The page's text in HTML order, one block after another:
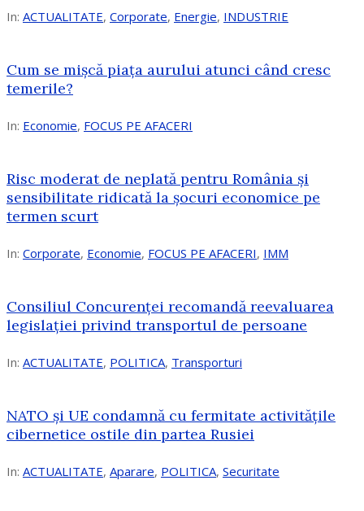
In: ACTUALITATE, Corporate, Energie, INDUSTRIE
Cum se mișcă piața aurului atunci când cresc
temerile?
In: Economie, FOCUS PE AFACERI
Risc moderat de neplată pentru România și
sensibilitate ridicată la șocuri economice pe
termen scurt
In: Corporate, Economie, FOCUS PE AFACERI, IMM
Consiliul Concurenței recomandă reevaluarea
legislației privind transportul de persoane
In: ACTUALITATE, POLITICA, Transporturi
NATO și UE condamnă cu fermitate activitățile
cibernetice ostile din partea Rusiei
In: ACTUALITATE, Aparare, POLITICA, Securitate